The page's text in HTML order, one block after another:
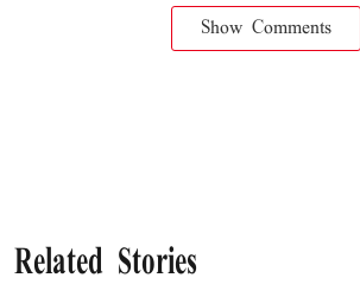
Show Comments
Related Stories